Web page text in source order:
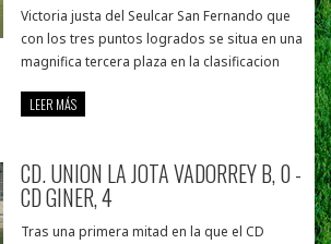
Victoria justa del Seulcar San Fernando que
con los tres puntos logrados se situa en una
magnifica tercera plaza en la clasificacion
LEER MÁS
CD. UNION LA JOTA VADORREY B, 0 -
CD GINER, 4
Tras una primera mitad en la que el CD